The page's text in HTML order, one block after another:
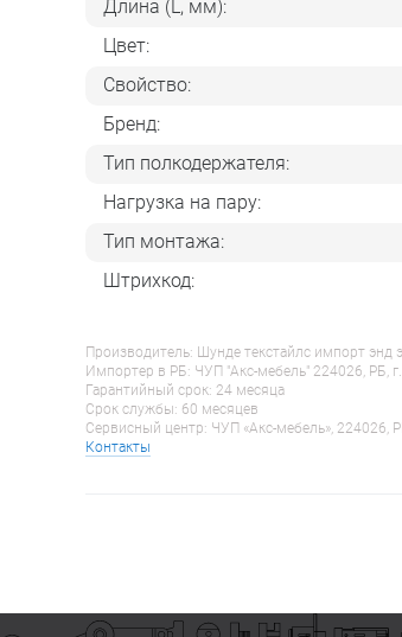
Длина (L, мм):
Цвет:
Свойство:
Бренд:
Тип полкодержателя:
Нагрузка на пару:
Тип монтажа:
Штрихкод:
Производитель: Шунде текстайлс импорт энд
Импортер в РБ: ЧУП "Акс-мебель" 224026, РБ,
Гарантийный срок: 24 месяца
Срок службы: 60 месяцев
Сервисный центр: ЧУП «Акс-мебель», 224026,
Контакты